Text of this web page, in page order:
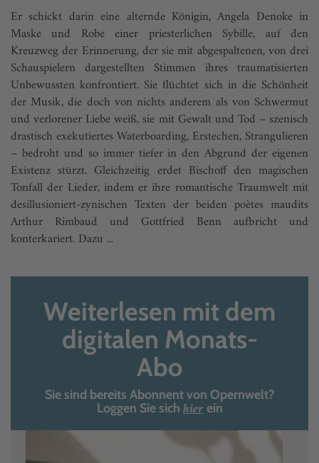
Er schickt darin eine alternde Königin, Angela Denoke in
Maske und Robe einer priesterlichen Sybille, auf den
Kreuzweg der Erinnerung, der sie mit abgespaltenen, von drei
Schauspielern dargestellten Stimmen ihres traumatisierten
Unbewussten konfrontiert. Sie flüchtet sich in die Schönheit
der Musik, die doch von nichts anderem als von Schwermut
und verlorener Liebe weiß, sie mit Gewalt und Tod – szenisch
drastisch exekutiertes Waterboarding, Erstechen, Strangulieren
– bedroht und so immer tiefer in den Abgrund der eigenen
Existenz stürzt. Gleichzeitig erdet Bischoff den magischen
Tonfall der Lieder, indem er ihre romantische Traumwelt mit
desillusioniert-zynischen Texten der beiden poètes maudits
Arthur Rimbaud und Gottfried Benn aufbricht und
konterkariert. Dazu ...
Weiterlesen mit dem
digitalen Monats-
Abo
Sie sind bereits Abonnent von Opernwelt?
Loggen Sie sich hierein